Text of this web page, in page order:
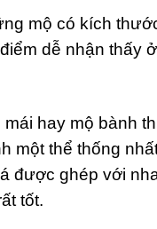
mộ có kích
dễ nhận thấy
hay mộ bành
một thể thống
được ghép với
tốt.